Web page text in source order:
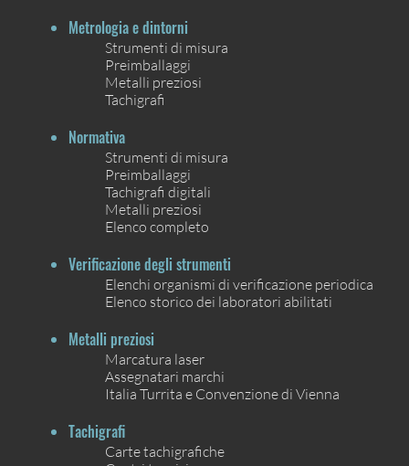
Metrologia e dintorni
Strumenti di misura
Preimballaggi
Metalli preziosi
Tachigrafi
Normativa
Strumenti di misura
Preimballaggi
Tachigrafi digitali
Metalli preziosi
Elenco completo
Verificazione degli strumenti
Elenchi organismi di verificazione periodica
Elenco storico dei laboratori abilitati
Metalli preziosi
Marcatura laser
Assegnatari marchi
Italia Turrita e Convenzione di Vienna
Tachigrafi
Carte tachigrafiche